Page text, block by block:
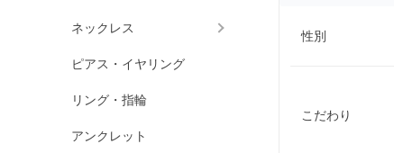
ネックレス
ピアス・イヤリング
リング・指輪
アンクレット
性別
こだわり